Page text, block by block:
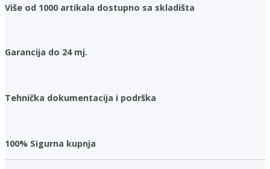
Više od 1000 artikala dostupno sa skladišta
Garancija do 24 mj.
Tehnička dokumentacija i podrška
100% Sigurna kupnja